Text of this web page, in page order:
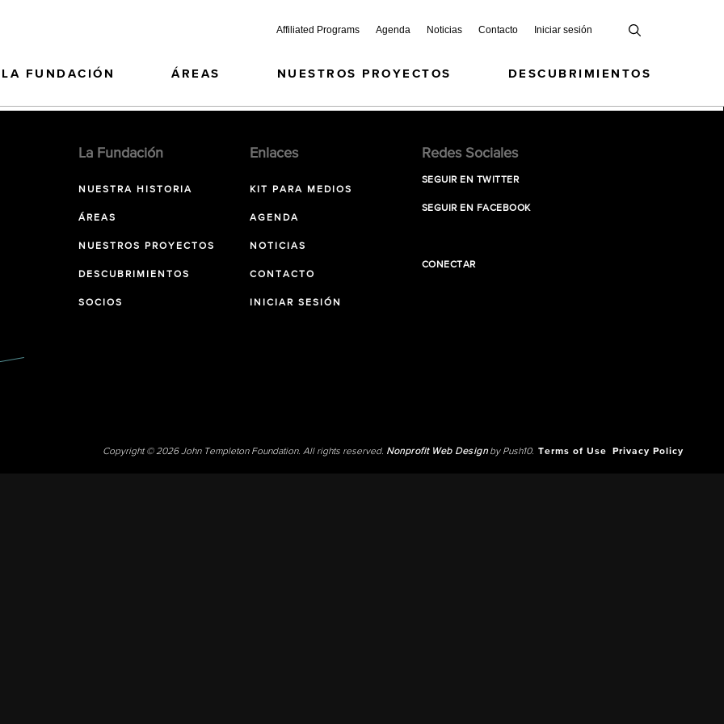
Affiliated Programs Agenda Noticias Contacto Iniciar sesión
LA FUNDACIÓN ÁREAS NUESTROS PROYECTOS DESCUBRIMIENTOS
La Fundación
NUESTRA HISTORIA
ÁREAS
NUESTROS PROYECTOS
DESCUBRIMIENTOS
SOCIOS
Enlaces
KIT PARA MEDIOS
AGENDA
NOTICIAS
CONTACTO
INICIAR SESIÓN
Redes Sociales
SEGUIR EN TWITTER
SEGUIR EN FACEBOOK
CONECTAR
Copyright © 2026 John Templeton Foundation. All rights reserved. Nonprofit Web Designby Push10. Terms of Use Privacy Policy